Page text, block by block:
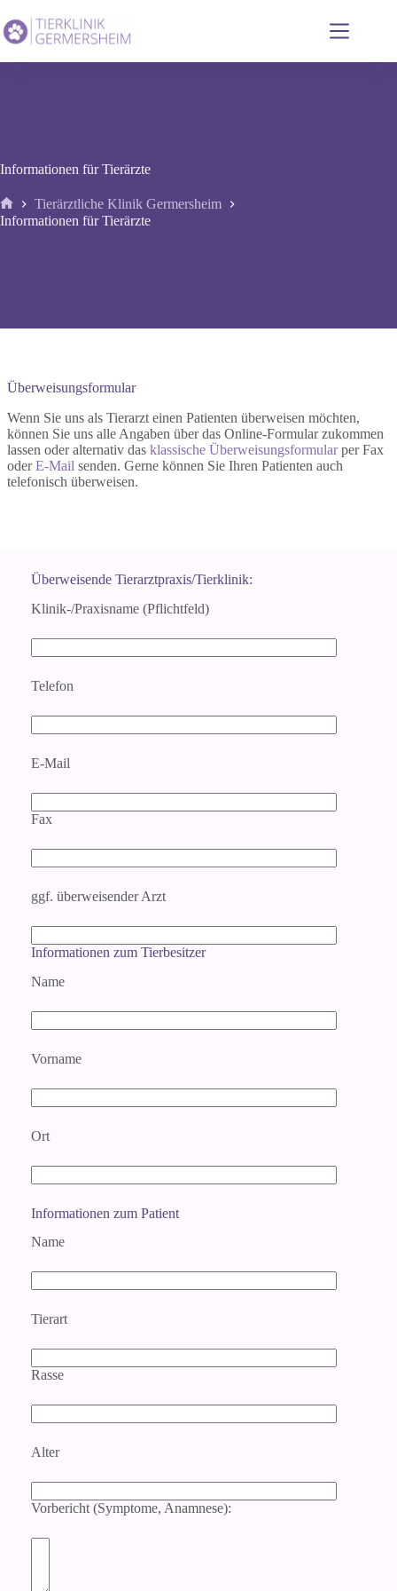
Inhalt
springen
Informationen für Tierärzte
Start
Tierärztliche Klinik Germersheim
Informationen für Tierärzte
Überweisungsformular
Wenn Sie uns als Tierarzt einen Patienten überweisen möchten,
können Sie uns alle Angaben über das Online-Formular zukommen
lassen oder alternativ das klassische Überweisungsformularper Fax
oderE-Mail senden. Gerne können Sie Ihren Patienten auch
telefonisch überweisen.
Überweisende Tierarztpraxis/Tierklinik:
Klinik-/Praxisname (Pflichtfeld)
Telefon
E-Mail
Fax
ggf. überweisender Arzt
Informationen zum Tierbesitzer
Name
Vorname
Ort
Informationen zum Patient
Name
Tierart
Rasse
Alter
Vorbericht (Symptome, Anamnese):